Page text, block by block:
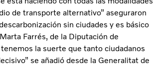
de transporte alternativo” aseguraron
sin ciudades y es básico
Farrés, de la Diputación de
la suerte que tanto ciudadanos
se añadió desde la Generalitat de